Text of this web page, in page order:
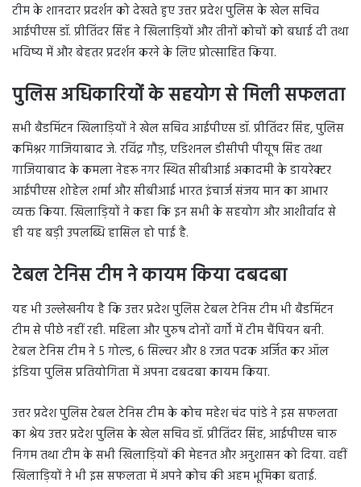
टीम के शानदार प्रदर्शन को देखते हुए उत्तर प्रदेश पुलिस के खेल सचिव
आईपीएस डॉ. प्रीतिंदर सिंह ने खिलाड़ियों और तीनों कोचों को बधाई दी तथा
भविष्य में और बेहतर प्रदर्शन करने के लिए प्रोत्साहित किया.
पुलिस अधिकारियों के सहयोग से मिली सफलता
सभी बैडमिंटन खिलाड़ियों ने खेल सचिव आईपीएस डॉ. प्रीतिंदर सिंह, पुलिस
कमिश्नर गाजियाबाद जे. रविंद्र गौड़, एडिशनल डीसीपी पीयूष सिंह तथा
गाजियाबाद के कमला नेहरू नगर स्थित सीबीआई अकादमी के डायरेक्टर
आईपीएस शोहेल शर्मा और सीबीआई भारत इंचार्ज संजय मान का आभार
व्यक्त किया. खिलाड़ियों ने कहा कि इन सभी के सहयोग और आशीर्वाद से
ही यह बड़ी उपलब्धि हासिल हो पाई है.
टेबल टेनिस टीम ने कायम किया दबदबा
यह भी उल्लेखनीय है कि उत्तर प्रदेश पुलिस टेबल टेनिस टीम भी बैडमिंटन
टीम से पीछे नहीं रही. महिला और पुरुष दोनों वर्गों में टीम चैंपियन बनी.
टेबल टेनिस टीम ने 5 गोल्ड, 6 सिल्वर और 8 रजत पदक अर्जित कर ऑल
इंडिया पुलिस प्रतियोगिता में अपना दबदबा कायम किया.
उत्तर प्रदेश पुलिस टेबल टेनिस टीम के कोच महेश चंद पांडे ने इस सफलता
का श्रेय उत्तर प्रदेश पुलिस के खेल सचिव डॉ. प्रीतिंदर सिंह, आईपीएस चारु
निगम तथा टीम के सभी खिलाड़ियों की मेहनत और अनुशासन को दिया. वहीं
खिलाड़ियों ने भी इस सफलता में अपने कोच की अहम भूमिका बताई.